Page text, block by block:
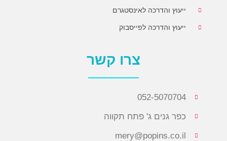
ייעוץ והדרכה לאינסטגרם
ייעוץ והדרכה לפייסבוק
צרו קשר
052-5070704
כפר גנים ג' פתח תקווה
mery@popins.co.il